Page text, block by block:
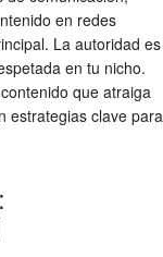
en redes
La autoridad es
en tu nicho.
que atraiga
estrategias clave para